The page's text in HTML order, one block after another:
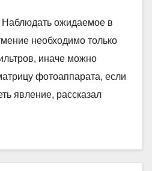
ожидаемое в
необходимо только
иначе можно
фотоаппарата, если
явление, рассказал